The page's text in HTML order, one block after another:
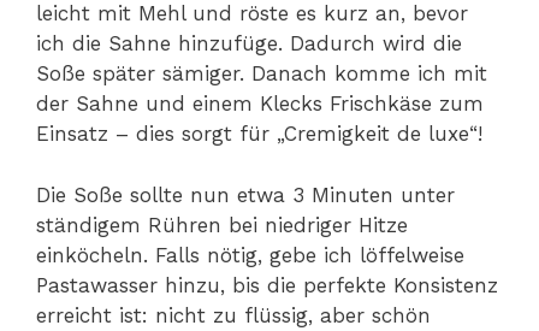
leicht mit Mehl und röste es kurz an, bevor
ich die Sahne hinzufüge. Dadurch wird die
Soße später sämiger. Danach komme ich mit
der Sahne und einem Klecks Frischkäse zum
Einsatz – dies sorgt für „Cremigkeit de luxe“!
Die Soße sollte nun etwa 3 Minuten unter
ständigem Rühren bei niedriger Hitze
einköcheln. Falls nötig, gebe ich löffelweise
Pastawasser hinzu, bis die perfekte Konsistenz
erreicht ist: nicht zu flüssig, aber schön